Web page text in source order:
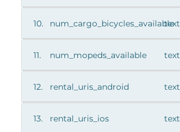
10. num_cargo_bicycles_available
text
11. num_mopeds_available text
12. rental_uris_android text
13. rental_uris_ios text